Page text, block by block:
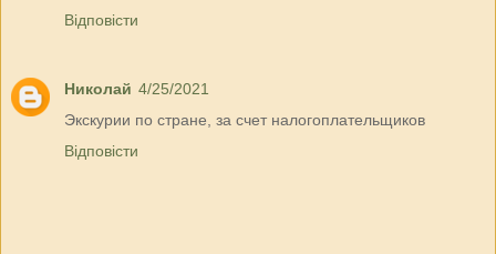
Відповісти
Николай 4/25/2021
Экскурии по стране, за счет налогоплательщиков
Відповісти